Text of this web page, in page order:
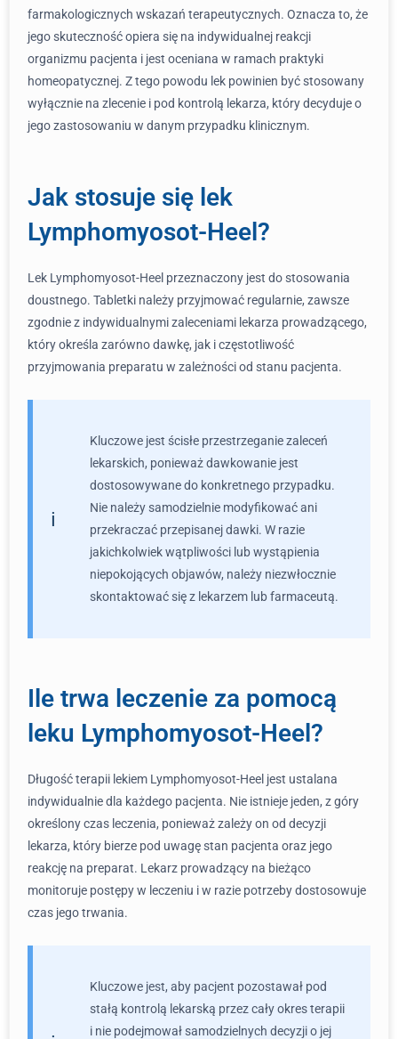
farmakologicznych wskazań terapeutycznych. Oznacza to, że
jego skuteczność opiera się na indywidualnej reakcji
organizmu pacjenta i jest oceniana w ramach praktyki
homeopatycznej. Z tego powodu lek powinien być stosowany
wyłącznie na zlecenie i pod kontrolą lekarza, który decyduje o
jego zastosowaniu w danym przypadku klinicznym.
Jak stosuje się lek
Lymphomyosot-Heel?
Lek Lymphomyosot-Heel przeznaczony jest do stosowania
doustnego. Tabletki należy przyjmować regularnie, zawsze
zgodnie z indywidualnymi zaleceniami lekarza prowadzącego,
który określa zarówno dawkę, jak i częstotliwość
przyjmowania preparatu w zależności od stanu pacjenta.
Kluczowe jest ścisłe przestrzeganie zaleceń
lekarskich, ponieważ dawkowanie jest
dostosowywane do konkretnego przypadku.
Nie należy samodzielnie modyfikować ani
przekraczać przepisanej dawki. W razie
jakichkolwiek wątpliwości lub wystąpienia
niepokojących objawów, należy niezwłocznie
skontaktować się z lekarzem lub farmaceutą.
Ile trwa leczenie za pomocą
leku Lymphomyosot-Heel?
Długość terapii lekiem Lymphomyosot-Heel jest ustalana
indywidualnie dla każdego pacjenta. Nie istnieje jeden, z góry
określony czas leczenia, ponieważ zależy on od decyzji
lekarza, który bierze pod uwagę stan pacjenta oraz jego
reakcję na preparat. Lekarz prowadzący na bieżąco
monitoruje postępy w leczeniu i w razie potrzeby dostosowuje
czas jego trwania.
Kluczowe jest, aby pacjent pozostawał pod
stałą kontrolą lekarską przez cały okres terapii
i nie podejmował samodzielnych decyzji o jej